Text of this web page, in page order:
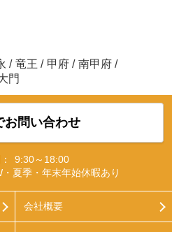
/ 竜王 / 甲府 / 南甲府 /
門
お問い合わせ
9:30～18:00
夏季・年末年始休暇あり
会社概要